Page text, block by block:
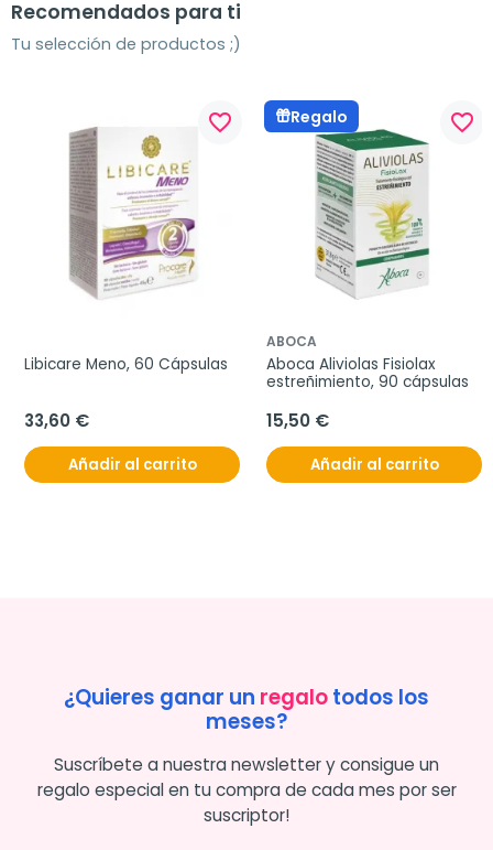
Recomendados para ti
Tu selección de productos ;)
favorite_border
Libicare Meno, 60 Cápsulas
33,60 €
Añadir al carrito
Regalo favorite_border
ABOCA
Aboca Aliviolas Fisiolax
estreñimiento, 90 cápsulas
15,50 €
Añadir al carrito
¿Quieres ganar un regalotodos los
meses?
Suscríbete a nuestra newsletter y consigue un
regalo especial en tu compra de cada mes por ser
suscriptor!